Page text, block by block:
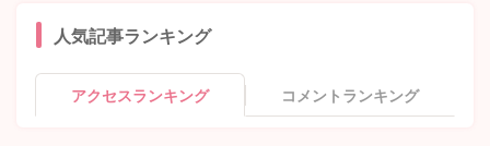
人気記事ランキング
アクセスランキング コメントランキング